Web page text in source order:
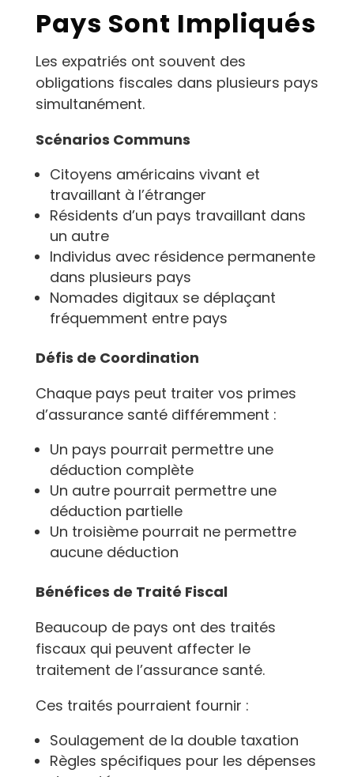
Pays Sont Impliqués
Les expatriés ont souvent des
obligations fiscales dans plusieurs pays
simultanément.
Scénarios Communs
Citoyens américains vivant et
travaillant à l’étranger
Résidents d’un pays travaillant dans
un autre
Individus avec résidence permanente
dans plusieurs pays
Nomades digitaux se déplaçant
fréquemment entre pays
Défis de Coordination
Chaque pays peut traiter vos primes
d’assurance santé différemment :
Un pays pourrait permettre une
déduction complète
Un autre pourrait permettre une
déduction partielle
Un troisième pourrait ne permettre
aucune déduction
Bénéfices de Traité Fiscal
Beaucoup de pays ont des traités
fiscaux qui peuvent affecter le
traitement de l’assurance santé.
Ces traités pourraient fournir :
Soulagement de la double taxation
Règles spécifiques pour les dépenses